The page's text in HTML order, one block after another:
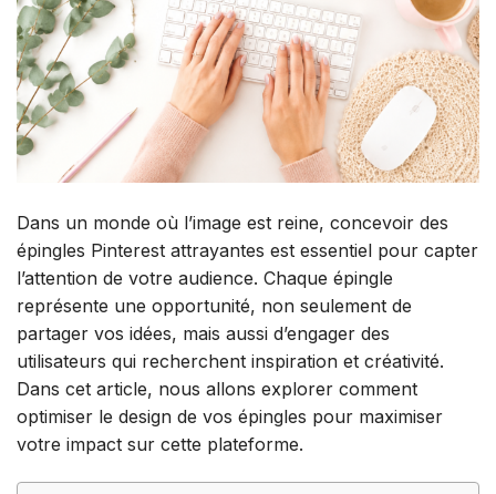
Dans un monde où l’image est reine, concevoir des
épingles Pinterest attrayantes est essentiel pour capter
l’attention de votre audience. Chaque épingle
représente une opportunité, non seulement de
partager vos idées, mais aussi d’engager des
utilisateurs qui recherchent inspiration et créativité.
Dans cet article, nous allons explorer comment
optimiser le design de vos épingles pour maximiser
votre impact sur cette plateforme.